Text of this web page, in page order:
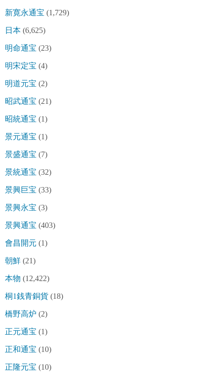
新寛永通宝 (1,729)
日本 (6,625)
明命通宝 (23)
明宋定宝 (4)
明道元宝 (2)
昭武通宝 (21)
昭統通宝 (1)
景元通宝 (1)
景盛通宝 (7)
景統通宝 (32)
景興巨宝 (33)
景興永宝 (3)
景興通宝 (403)
會昌開元 (1)
朝鮮 (21)
本物 (12,422)
桐1銭青銅貨 (18)
橋野高炉 (2)
正元通宝 (1)
正和通宝 (10)
正隆元宝 (10)